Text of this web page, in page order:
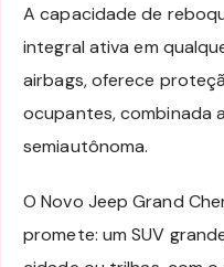
A capacidade de
integral ativa em
airbags, oferece
ocupantes, combinada
semiautônoma.
O Novo Jeep Grand
promete: um SUV